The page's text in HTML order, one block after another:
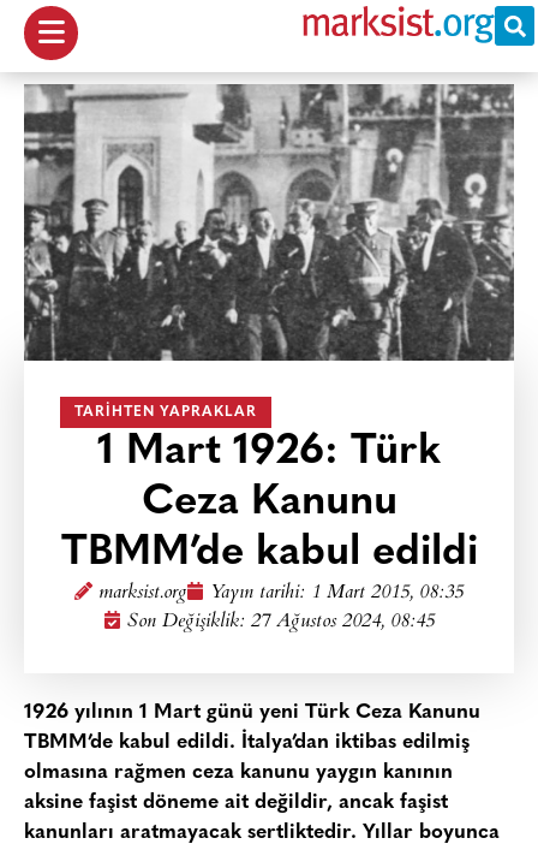
TARIHTEN YAPRAKLAR
1 Mart 1926: Türk
Ceza Kanunu
TBMM’de kabul edildi
marksist.org Yayın tarihi: 1 Mart 2015, 08:35
Son Değişiklik: 27 Ağustos 2024, 08:45
1926 yılının 1 Mart günü yeni Türk Ceza Kanunu
TBMM’de kabul edildi. İtalya’dan iktibas edilmiş
olmasına rağmen ceza kanunu yaygın kanının
aksine faşist döneme ait değildir, ancak faşist
kanunları aratmayacak sertliktedir. Yıllar boyunca